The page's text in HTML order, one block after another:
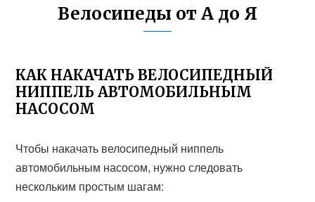
Велосипеды от А до Я
КАК НАКАЧАТЬ ВЕЛОСИПЕДНЫЙ
НИППЕЛЬ АВТОМОБИЛЬНЫМ
НАСОСОМ
Чтобы накачать велосипедный ниппель
автомобильным насосом, нужно следовать
нескольким простым шагам: